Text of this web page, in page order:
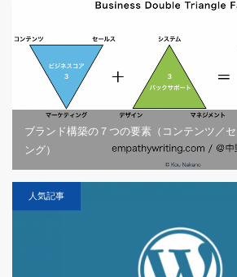
ブランド構築の７つの要素（コンテンツ／
ング）
人気記事